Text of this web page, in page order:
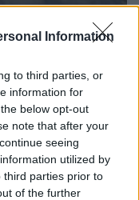
Information
to third parties, or
information for
below opt-out
note that after your
seeing
utilized by
third parties prior to
of the further
nyár" - Így
napját a
legerősebb